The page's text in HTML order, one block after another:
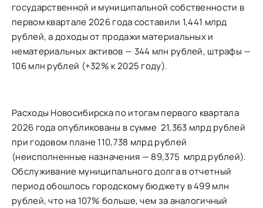
государственной и муниципальной собственности в
первом квартале 2026 года составили 1,441 млрд
рублей, а доходы от продажи материальных и
нематериальных активов — 344 млн рублей, штрафы —
106 млн рублей (+32% к 2025 году).
Расходы Новосибирска по итогам первого квартала
2026 года опубликованы в сумме 21,363 млрд рублей
при годовом плане 110,738 млрд рублей
(неисполненные назначения — 89,375 млрд рублей).
Обслуживание муниципального долга в отчетный
период обошлось городскому бюджету в 499 млн
рублей, что на 107% больше, чем за аналогичный